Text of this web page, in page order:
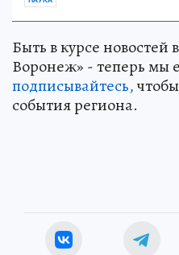
Быть в курсе
Воронеж» - теперь мы
подписывайтесь,
события региона.